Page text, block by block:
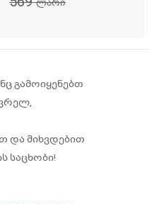
ლარი
გამოიყენებთ
და მიხვდებით
საცხობი!